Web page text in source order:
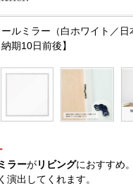
ルミラー（白ホワイト／日
期10日前後】
ラーがリビングにおすすめ。
出してくれます。